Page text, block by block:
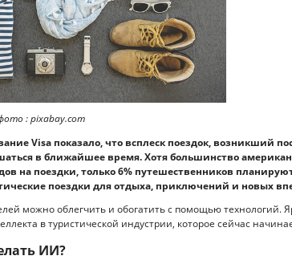
: pixabay.com
Visa показало, что всплеск поездок, возникший
в ближайшее время. Хотя большинство
на поездки, только 6% путешественников
поездки для отдыха, приключений и новых
можно облегчить и обогатить с помощью технологий.
в туристической индустрии, которое сейчас
ИИ?